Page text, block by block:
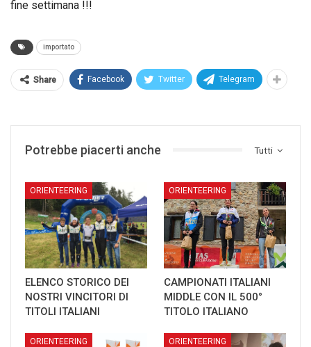
fine settimana !!!
importato
Share Facebook Twitter Telegram
Tutti
Potrebbe piacerti anche
ORIENTEERING
ELENCO STORICO DEI
NOSTRI VINCITORI DI
TITOLI ITALIANI
ORIENTEERING
CAMPIONATI ITALIANI
MIDDLE CON IL 500°
TITOLO ITALIANO
ORIENTEERING ORIENTEERING